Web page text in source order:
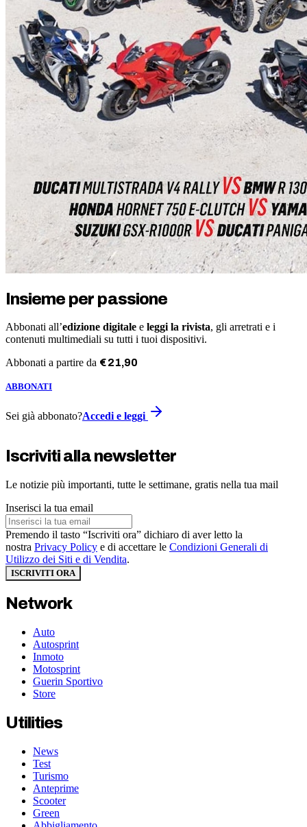
Insieme per passione
Abbonati all’edizione digitale e leggi la rivista, gli arretrati e i
contenuti multimediali su tutti i tuoi dispositivi.
Abbonati a partire da €21,90
ABBONATI
Sei già abbonato?Accedi e leggi
Iscriviti alla newsletter
Le notizie più importanti, tutte le settimane, gratis nella tua mail
Inserisci la tua email
Premendo il tasto “Iscriviti ora” dichiaro di aver letto la
nostra Privacy Policy e di accettare le Condizioni Generali di
Utilizzo dei Siti e di Vendita.
ISCRIVITI ORA
Network
Auto
Autosprint
Inmoto
Motosprint
Guerin Sportivo
Store
Utilities
News
Test
Turismo
Anteprime
Scooter
Green